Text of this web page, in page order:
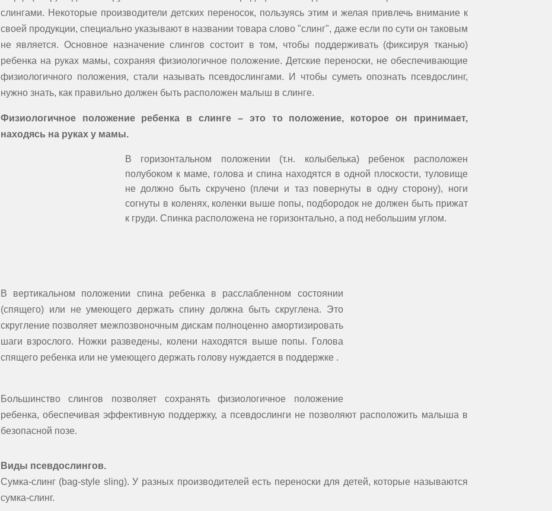
слингами. Некоторые производители детских переносок, пользуясь этим и желая привлечь внимание к
своей продукции, специально указывают в названии товара слово "слинг", даже если по сути он таковым
не является. Основное назначение слингов состоит в том, чтобы поддерживать (фиксируя тканью)
ребенка на руках мамы, сохраняя физиологичное положение. Детские переноски, не обеспечивающие
физиологичного положения, стали называть псевдослингами. И чтобы суметь опознать псевдослинг,
нужно знать, как правильно должен быть расположен малыш в слинге.
Физиологичное положение ребенка в слинге – это то положение, которое он принимает,
находясь на руках у мамы.
В горизонтальном положении (т.н. колыбелька) ребенок расположен
полубоком к маме, голова и спина находятся в одной плоскости, туловище
не должно быть скручено (плечи и таз повернуты в одну сторону), ноги
согнуты в коленях, коленки выше попы, подбородок не должен быть прижат
к груди. Спинка расположена не горизонтально, а под небольшим углом.
В вертикальном положении спина ребенка в расслабленном состоянии
(спящего) или не умеющего держать спину должна быть скруглена. Это
скругление позволяет межпозвоночным дискам полноценно амортизировать
шаги взрослого. Ножки разведены, колени находятся выше попы. Голова
спящего ребенка или не умеющего держать голову нуждается в поддержке .
Большинство слингов позволяет сохранять физиологичное положение
ребенка, обеспечивая эффективную поддержку, а псевдослинги не позволяют расположить малыша в
безопасной позе.
Виды псевдослингов.
Сумка-слинг (bag-style sling). У разных производителей есть переноски для детей, которые называются
сумка-слинг.